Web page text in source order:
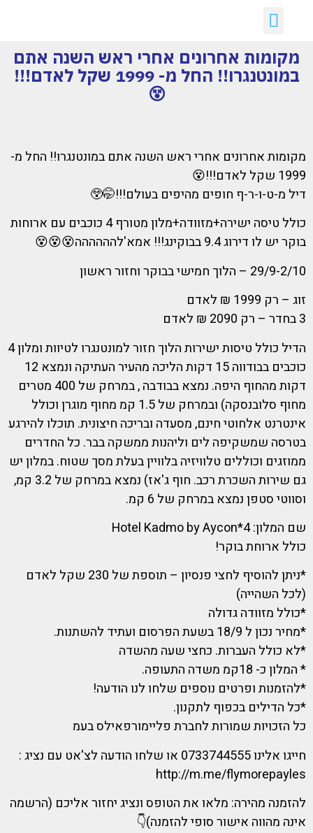
מקומות אחרונים אחרי ראש השנה אתם
במונטנגרו!! החל מ- 1999 שקל לאדם!!!
😵
מקומות אחרונים אחרי ראש השנה אתם במונטנגרו!! החל מ-
1999 שקל לאדם!!!😵
דיל מ-ט-ו-ר-ף חופים מהיפים בעולם!!!🤭😲
כולל טיסה ישירה+מזוודה+מלון מטורף 4 כוכבים עם ארוחות
בוקר יש לו דירוג 9.4 בבוקינג!!! אמא'להההההה😵😵😵
29/9-2/10 – הלוך חמישי בבוקר וחזור ראשון
זוג – רק 1999 ₪ לאדם
3 בחדר – רק 2090 ₪ לאדם
הדיל כולל טיסות ישירות הלוך חזור למונטנגרו לטיוות ומלון 4
כוכבים בבודווה 15 דקות הליכה מהעיר העתיקה ונמצא 12
דקות מהחוף היפה. נמצא בבודבה , במרחק של 400 מטרים
מחוף סלובנסקה) ובמרחק של 1.5 קמ מחוף מוגרן וכולל
אינטרנט אלחוטי חינם, מסעדה ובריכה חיצונית. תוכלו להירגע
בטרסה שמשקיפה לים וליהנות ממשקה בבר. כל החדרים
ממוזגים וכוללים טלוויזיה בלוויין בעלת מסך שטוח. במלון יש
גם שירות השכרת רכב. חוף ג'אז) נמצא במרחק של 3.2 קמ,
וסווטי סטפן נמצא במרחק של 6 קמ.
שם המלון: 4*Hotel Kadmo by Aycon
כולל ארוחת בוקר!
*ניתן להוסיף לחצי פנסיון – תוספת של 230 שקל לאדם
(לכל השהייה)
*כולל מזוודה גדולה
*מחיר נכון ל 18/9 בשעת הפרסום ועתיד להשתנות.
*לא כולל העברות. כחצי שעה מהשדה
* המלון כ- 18קמ משדה התעופה.
*להזמנות ופרטים נוספים שלחו לנו הודעה!
*כל הדילים בכפוף לתקנון.
כל הזכויות שמורות לחברת פליימורפאילס בעמ
חייגו אלינו 0733744555 או שלחו הודעה לצ'אט עם נציג :
http://m.me/flymorepayles
להזמנה מהירה: מלאו את הטופס ונציג יחזור אליכם (הרשמה
אינה מהווה אישור סופי להזמנה)👇